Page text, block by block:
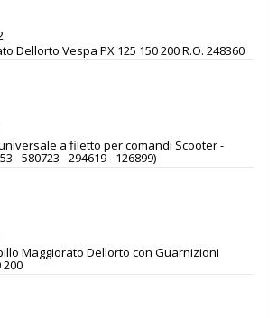
Dellorto Vespa PX 125 150 200 R.O. 248360
a filetto per comandi Scooter -
- 580723 - 294619 - 126899)
Maggiorato Dellorto con Guarnizioni
200